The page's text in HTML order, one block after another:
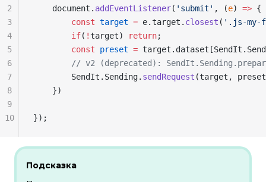
    document
. addEventListener( 'submit' , (e) => {
        const
target = e. target . closest ( '.js-my-
        if
( ! target) return;
        const
preset = target . dataset [SendIt .
// v2 (deprecated):
        SendIt
. Sending. sendRequest (target , preset
    })
});
2
3
4
5
6
7
8
9
10
Подсказка